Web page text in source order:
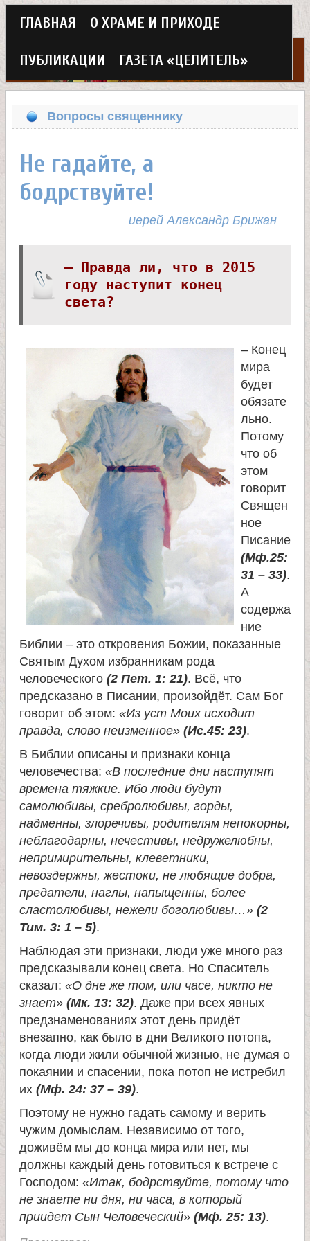
Перейти
к
основному
содержанию
Х
р
м
в
л
и
к
и
ц
е
л
и
л
я
П
н
е
Г
л
а
в
н
о
е
е
ГЛАВНАЯ О ХРАМЕ И ПРИХОДЕ
ПУБЛИКАЦИИ ГАЗЕТА «ЦЕЛИТЕЛЬ»
Вопросы священнику
Не гадайте, а
бодрствуйте!
иерей Александр Брижан
– Правда ли, что в 2015
году наступит конец
света?
– Конец
мира
будет
обязате
льно.
Потому
что об
этом
говорит
Священ
ное
Писание
(Мф.25:
31 – 33).
А
содержа
ние
Библии – это откровения Божии, показанные
Святым Духом избранникам рода
человеческого (2 Пет. 1: 21). Всё, что
предсказано в Писании, произойдёт. Сам Бог
говорит об этом: «Из уст Моих исходит
правда, слово неизменное» (Ис.45: 23).
В Библии описаны и признаки конца
человечества: «В последние дни наступят
времена тяжкие. Ибо люди будут
самолюбивы, сребролюбивы, горды,
надменны, злоречивы, родителям непокорны,
неблагодарны, нечестивы, недружелюбны,
непримирительны, клеветники,
невоздержны, жестоки, не любящие добра,
предатели, наглы, напыщенны, более
сластолюбивы, нежели боголюбивы…» (2
Тим. 3: 1 – 5).
Наблюдая эти признаки, люди уже много раз
предсказывали конец света. Но Спаситель
сказал: «О дне же том, или часе, никто не
знает» (Мк. 13: 32). Даже при всех явных
предзнаменованиях этот день придёт
внезапно, как было в дни Великого потопа,
когда люди жили обычной жизнью, не думая о
покаянии и спасении, пока потоп не истребил
их (Мф. 24: 37 – 39).
Поэтому не нужно гадать самому и верить
чужим домыслам. Независимо от того,
доживём мы до конца мира или нет, мы
должны каждый день готовиться к встрече с
Господом: «Итак, бодрствуйте, потому что
не знаете ни дня, ни часа, в который
приидет Сын Человеческий» (Мф. 25: 13).